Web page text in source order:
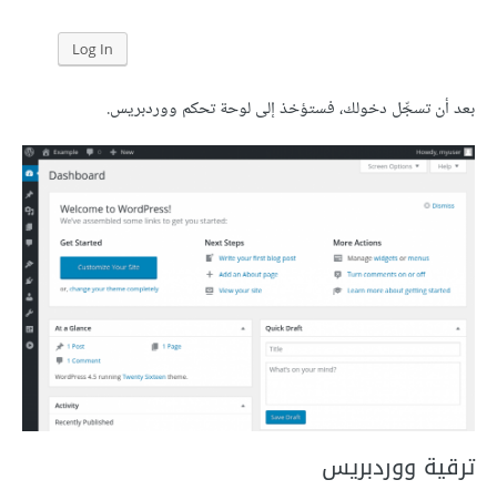
بعد أن تسجِّل دخولك، فستؤخذ إلى لوحة تحكم ووردبريس.
ترقية ووردبريس